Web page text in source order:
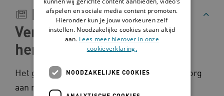
Beschrijving
Verstandelijke beperking
herkennen
Het gezondheidscentrum biedt huisartsenzorg
aan mensen uit de Haagse Schilderswijk en
afspelen en sociale media content promoten.
Hieronder kun je jouw voorkeuren zelf
instellen. Noodzakelijke cookies staan altijd
aan. Lees meer hierover in onze
cookieverklaring.
NOODZAKELIJKE COOKIES